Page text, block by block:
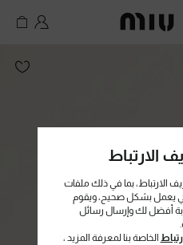
الارتباط
الارتباط، بما في ذلك ملفات
يعمل بشكل صحيح، ويقوم
أفضل لك وإرسال رسائل
الخاصة بنا لمعرفة المزيد ،
MiuMiu logo